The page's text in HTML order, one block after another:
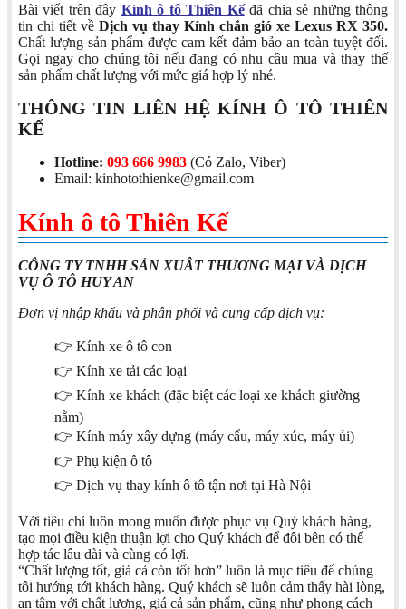
Bài viết trên đây Kính ô tô Thiên Kếđã chia sẻ những thông
tin chi tiết về Dịch vụ thay Kính chắn gió xe Lexus RX 350.
Chất lượng sản phẩm được cam kết đảm bảo an toàn tuyệt đối.
Gọi ngay cho chúng tôi nếu đang có nhu cầu mua và thay thế
sản phẩm chất lượng với mức giá hợp lý nhé.
THÔNG TIN LIÊN HỆ KÍNH Ô TÔ THIÊN
KẾ
Hotline: 093 666 9983 (Có Zalo, Viber)
Email: kinhotothienke@gmail.com
Kính ô tô Thiên Kế
CÔNG TY TNHH SẢN XUÂT THƯƠNG MẠI VÀ DỊCH
VỤ Ô TÔ HUY AN
Đơn vị nhập khẩu và phân phối và cung cấp dịch vụ:
👉 Kính xe ô tô con
👉 Kính xe tải các loại
👉 Kính xe khách (đặc biệt các loại xe khách giường
nằm)
👉 Kính máy xây dựng (máy cẩu, máy xúc, máy ủi)
👉 Phụ kiện ô tô
👉 Dịch vụ thay kính ô tô tận nơi tại Hà Nội
Với tiêu chí luôn mong muốn được phục vụ Quý khách hàng,
tạo mọi điều kiện thuận lợi cho Quý khách để đôi bên có thể
hợp tác lâu dài và cùng có lợi.
“Chất lượng tốt, giá cả còn tốt hơn” luôn là mục tiêu để chúng
tôi hướng tới khách hàng. Quý khách sẽ luôn cảm thấy hài lòng,
an tâm với chất lượng, giá cả sản phẩm, cũng như phong cách